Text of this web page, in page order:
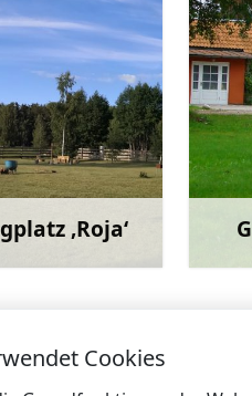
‚Roja‘
Mehr
„Joki“
Cookies